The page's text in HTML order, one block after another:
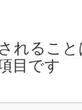
れるこ
目です